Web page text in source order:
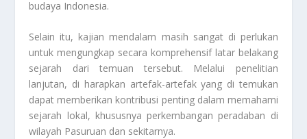
budaya Indonesia.
Selain itu, kajian mendalam masih sangat di perlukan
untuk mengungkap secara komprehensif latar belakang
sejarah dari temuan tersebut. Melalui penelitian
lanjutan, di harapkan artefak-artefak yang di temukan
dapat memberikan kontribusi penting dalam memahami
sejarah lokal, khususnya perkembangan peradaban di
wilayah Pasuruan dan sekitarnya.